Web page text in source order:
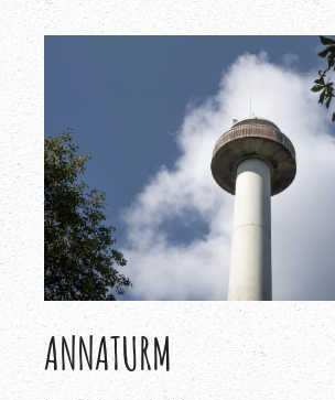
ANNATURM